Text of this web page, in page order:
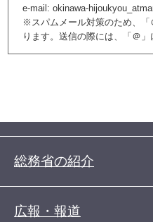
e-mail: okinawa-
※スパムメール対策のため、「
ります。送信の際には、「＠」
総務省の紹介
広報・報道